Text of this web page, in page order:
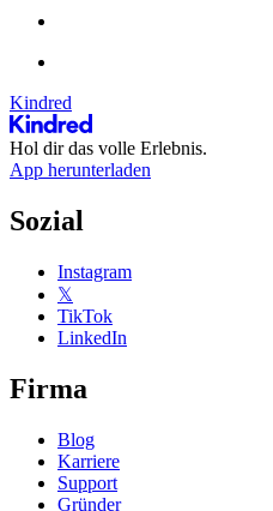
Kindred
Hol dir das volle Erlebnis.
App herunterladen
Sozial
Instagram
𝕏
TikTok
LinkedIn
Firma
Blog
Karriere
Support
Gründer